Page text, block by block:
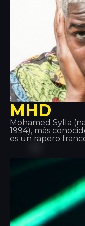
MHD
Mohamed Sylla
1994), más
es un rapero
También es parte